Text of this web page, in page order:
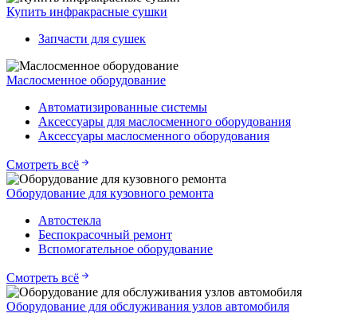
Купить инфракрасные сушки
Запчасти для сушек
Маслосменное оборудование
Автоматизированные системы
Аксессуары для маслосменного оборудования
Аксессуары маслосменного оборудования
Смотреть всё
Оборудование для кузовного ремонта
Автостекла
Беспокрасочный ремонт
Вспомогательное оборудование
Смотреть всё
Оборудование для обслуживания узлов автомобиля